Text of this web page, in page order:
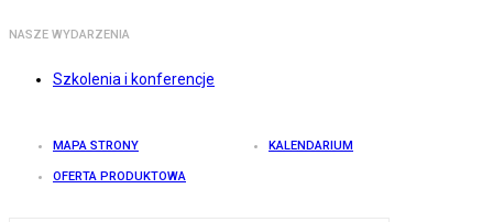
NASZE WYDARZENIA
Szkolenia i konferencje
MAPA STRONY KALENDARIUM
OFERTA PRODUKTOWA